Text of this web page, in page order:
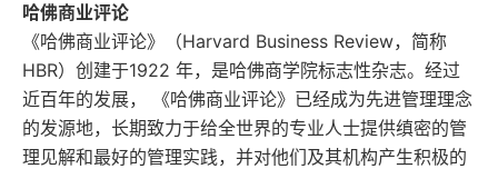
哈佛商业评论
《哈佛商业评论》（Harvard Business Review，简称
HBR）创建于1922 年，是哈佛商学院标志性杂志。经过
近百年的发展， 《哈佛商业评论》已经成为先进管理理念
的发源地，长期致力于给全世界的专业人士提供缜密的管
理见解和最好的管理实践，并对他们及其机构产生积极的